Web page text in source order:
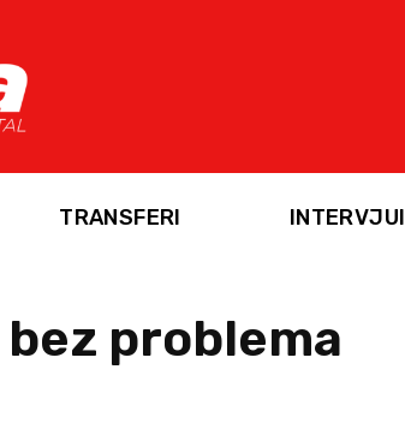
TRANSFERI INTERVJUI
problema